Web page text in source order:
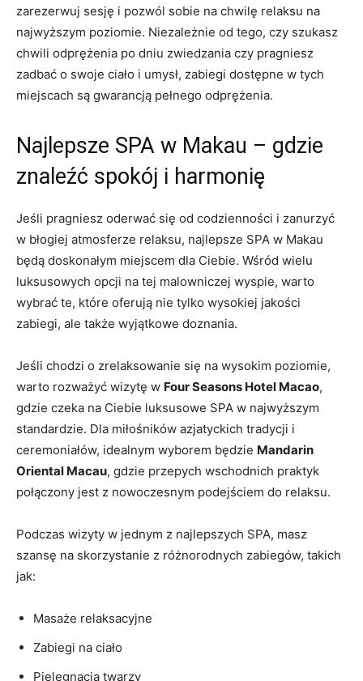
zarezerwuj sesję i pozwól⁣ sobie na chwilę relaksu na ​
najwyższym poziomie. Niezależnie od tego, czy szukasz
chwili odprężenia po dniu zwiedzania czy pragniesz
zadbać o swoje ‌ciało i umysł, zabiegi dostępne w ⁤tych
miejscach są gwarancją pełnego odprężenia.
Najlepsze SPA w Makau – gdzie
znaleźć spokój i harmonię
Jeśli pragniesz oderwać się od codzienności i zanurzyć
w ‌błogiej atmosferze ⁢relaksu, najlepsze SPA w Makau
będą doskonałym‌ miejscem dla ⁤Ciebie. Wśród​ wielu
luksusowych opcji na tej malowniczej wyspie, warto
wybrać te, ‍które oferują nie ⁤tylko wysokiej jakości
zabiegi, ale także wyjątkowe doznania.
Jeśli chodzi o zrelaksowanie się na wysokim‌ poziomie,
warto ​rozważyć ​wizytę w Four Seasons Hotel Macao,
gdzie czeka na Ciebie luksusowe SPA ⁤w najwyższym
standardzie. ‌Dla‌ miłośników azjatyckich tradycji‍ i
ceremoniałów, idealnym wyborem ⁢będzie⁢ Mandarin
Oriental Macau, gdzie przepych⁤ wschodnich ​praktyk
połączony jest z nowoczesnym podejściem do relaksu.
Podczas wizyty ⁣w jednym z najlepszych SPA, masz
szansę na ⁤skorzystanie z​ różnorodnych zabiegów, takich⁣
jak:
Masaże relaksacyjne
Zabiegi na ciało
Pielęgnacja twarzy